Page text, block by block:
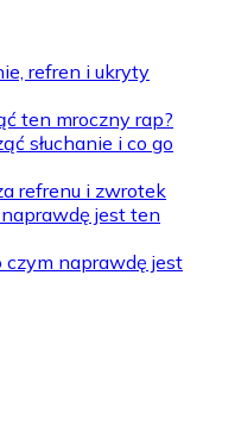
refren i ukryty
ten mroczny rap?
słuchanie i co go
refrenu i zwrotek
jest ten
czym naprawdę jest